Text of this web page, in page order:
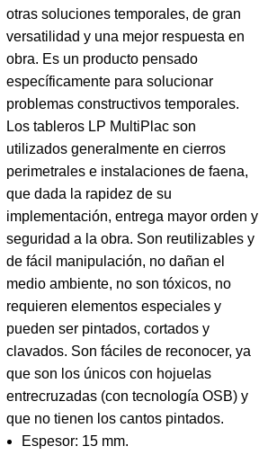
otras soluciones temporales, de gran
versatilidad y una mejor respuesta en
obra. Es un producto pensado
específicamente para solucionar
problemas constructivos temporales.
Los tableros LP MultiPlac son
utilizados generalmente en cierros
perimetrales e instalaciones de faena,
que dada la rapidez de su
implementación, entrega mayor orden y
seguridad a la obra. Son reutilizables y
de fácil manipulación, no dañan el
medio ambiente, no son tóxicos, no
requieren elementos especiales y
pueden ser pintados, cortados y
clavados. Son fáciles de reconocer, ya
que son los únicos con hojuelas
entrecruzadas (con tecnología OSB) y
que no tienen los cantos pintados.
Espesor: 15 mm.